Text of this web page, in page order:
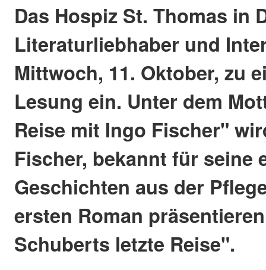
Das Hospiz St. Thomas in
Literaturliebhaber und
Mittwoch, 11. Oktober, zu
Lesung ein. Unter dem
Reise mit Ingo Fischer"
Fischer, bekannt für seine
Geschichten aus der
ersten Roman
Schuberts letzte Reise".